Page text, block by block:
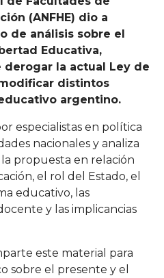
(ANFHE) dio a
de análisis sobre el
Educativa,
la actual Ley de
distintos
argentino.
especialistas en política
nacionales y analiza
la propuesta en relación
el rol del Estado, el
educativo, las
y las implicancias
este material para
sobre el presente y el